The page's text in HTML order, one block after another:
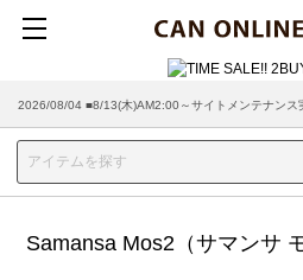
2026/07/29 ■【お知らせ】ヤマト運輸の配送遅延・
Samansa Mos2（サマンサ